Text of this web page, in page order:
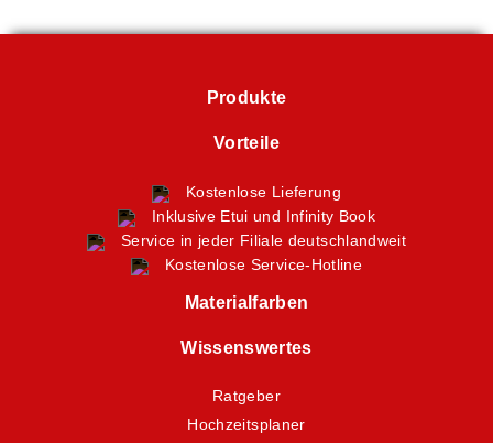
Produkte
Vorteile
Kostenlose Lieferung
Inklusive Etui und Infinity Book
Service in jeder Filiale deutschlandweit
Kostenlose Service-Hotline
Materialfarben
Wissenswertes
Ratgeber
Hochzeitsplaner